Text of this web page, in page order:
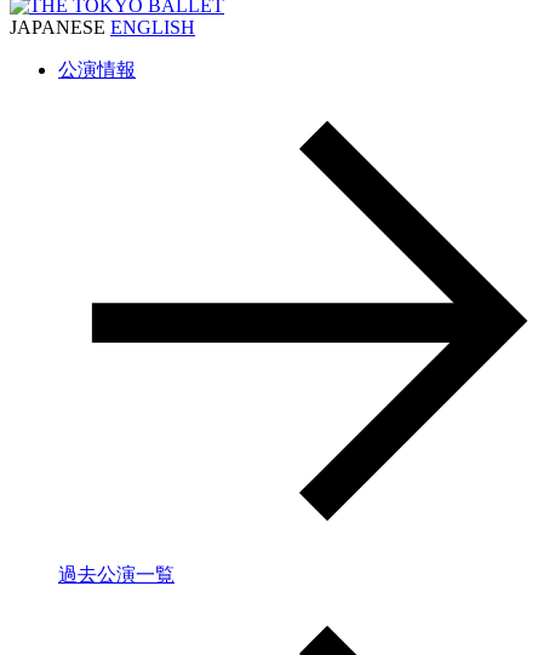
JAPANESE ENGLISH
公演情報
過去公演一覧